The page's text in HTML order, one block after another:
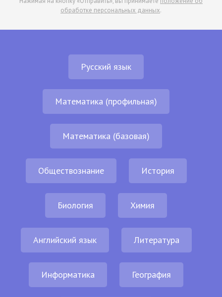
обработке персональных данных.
Русский язык
Математика (профильная)
Математика (базовая)
Обществознание История
Биология Химия
Английский язык Литература
Информатика География